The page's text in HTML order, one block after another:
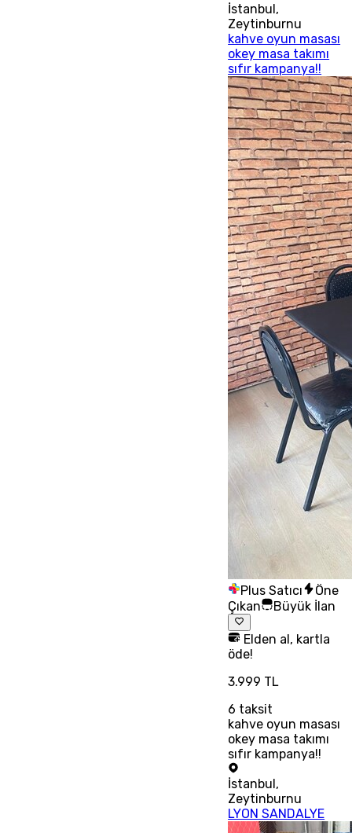
İstanbul,
Zeytinburnu
kahve oyun masası
okey masa takımı
sıfır kampanya!!
Plus Satıcı
Öne
Çıkan
Büyük İlan
Elden al, kartla
öde!
3.999 TL
6 taksit
kahve oyun masası
okey masa takımı
sıfır kampanya!!
İstanbul ,
Zeytinburnu
LYON SANDALYE